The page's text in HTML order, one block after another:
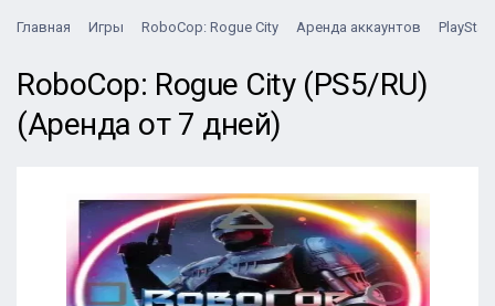
Главная Игры RoboCop: Rogue City Аренда аккаунтов
RoboCop: Rogue City (PS5/RU)
(Аренда от 7 дней)